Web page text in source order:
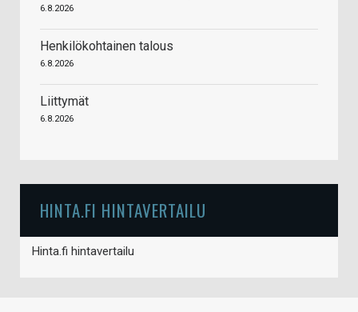
6.8.2026
Henkilökohtainen talous
6.8.2026
Liittymät
6.8.2026
HINTA.FI HINTAVERTAILU
Hinta.fi hintavertailu